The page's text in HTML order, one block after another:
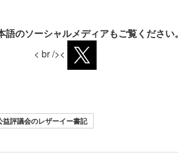
語のソーシャルメディアもご覧ください。
< br /><
益評議会のレザーイー書記